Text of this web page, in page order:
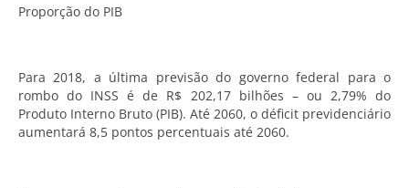
Proporção do PIB
Para 2018, a última previsão do governo federal para o
rombo do INSS é de R$ 202,17 bilhões – ou 2,79% do
Produto Interno Bruto (PIB). Até 2060, o déficit previdenciário
aumentará 8,5 pontos percentuais até 2060.